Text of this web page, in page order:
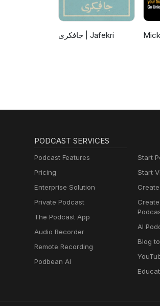
جافکری | Jafekri
PODCAST SERVICES
Podcast Features
Pricing
Enterprise Solution
Private Podcast
The Podcast App
Audio Recorder
Remote Recording
Podbean AI
Start
Start
AI
Blog